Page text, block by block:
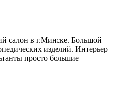
салон в г.Минске. Большой
изделий. Интерьер
просто большие